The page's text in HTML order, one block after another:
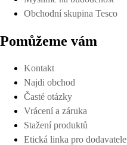
Obchodní skupina Tesco
Pomůžeme vám
Kontakt
Najdi obchod
Časté otázky
Vrácení a záruka
Stažení produktů
Etická linka pro dodavatele